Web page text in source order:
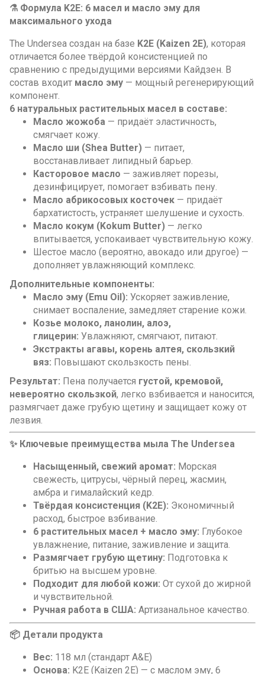
⚗️ Формула K2E: 6 масел и масло эму для
максимального ухода
The Undersea создан на базе K2E (Kaizen 2E), которая
отличается более твёрдой консистенцией по
сравнению с предыдущими версиями Кайдзен. В
состав входит масло эму — мощный регенерирующий
компонент.
6 натуральных растительных масел в составе:
Масло жожоба — придаёт эластичность,
смягчает кожу.
Масло ши (Shea Butter) — питает,
восстанавливает липидный барьер.
Касторовое масло — заживляет порезы,
дезинфицирует, помогает взбивать пену.
Масло абрикосовых косточек — придаёт
бархатистость, устраняет шелушение и сухость.
Масло кокум (Kokum Butter) — легко
впитывается, успокаивает чувствительную кожу.
Шестое масло (вероятно, авокадо или другое) —
дополняет увлажняющий комплекс.
Дополнительные компоненты:
Масло эму (Emu Oil): Ускоряет заживление,
снимает воспаление, замедляет старение кожи.
Козье молоко, ланолин, алоэ,
глицерин: Увлажняют, смягчают, питают.
Экстракты агавы, корень алтея, скользкий
вяз: Повышают скользкость пены.
Результат: Пена получается густой, кремовой,
невероятно скользкой, легко взбивается и наносится,
размягчает даже грубую щетину и защищает кожу от
лезвия.
✨ Ключевые преимущества мыла The Undersea
Насыщенный, свежий аромат: Морская
свежесть, цитрусы, чёрный перец, жасмин,
амбра и гималайский кедр.
Твёрдая консистенция (K2E): Экономичный
расход, быстрое взбивание.
6 растительных масел + масло эму: Глубокое
увлажнение, питание, заживление и защита.
Размягчает грубую щетину: Подготовка к
бритью на высшем уровне.
Подходит для любой кожи: От сухой до жирной
и чувствительной.
Ручная работа в США: Артизанальное качество.
📦 Детали продукта
Вес: 118 мл (стандарт A&E)
Основа: K2E (Kaizen 2E) — с маслом эму, 6